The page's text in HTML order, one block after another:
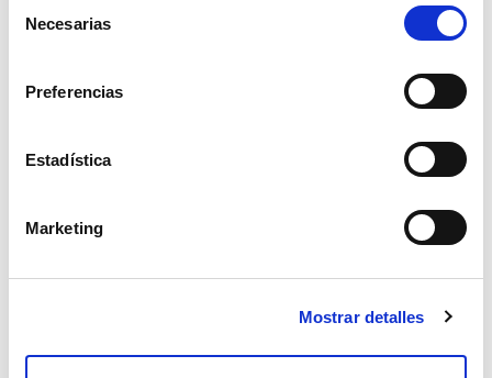
Necesarias
Preferencias
Estadística
Marketing
Mostrar detalles